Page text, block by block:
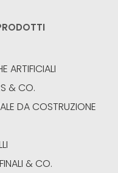
ARTIFICIALI
& CO.
DA COSTRUZIONE
& CO.